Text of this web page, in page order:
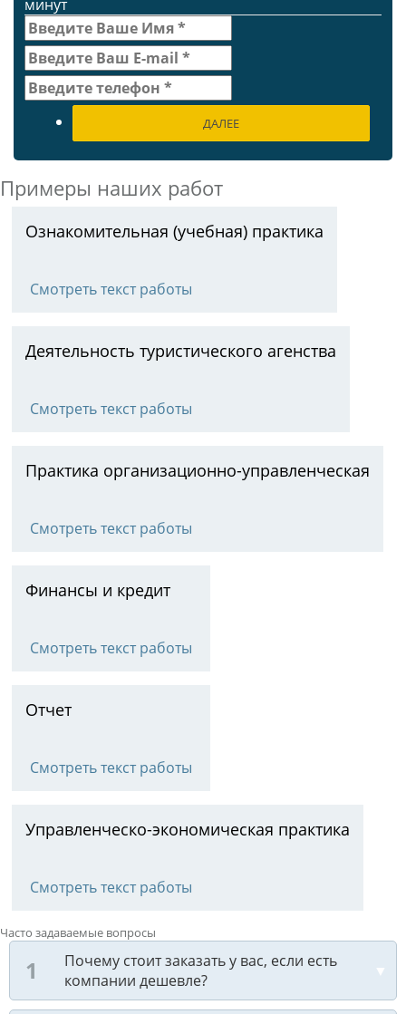
минут
ДАЛЕЕ
Примеры наших работ
Ознакомительная (учебная) практика
Смотреть текст работы
Деятельность туристического агенства
Смотреть текст работы
Практика организационно-управленческая
Смотреть текст работы
Финансы и кредит
Смотреть текст работы
Отчет
Смотреть текст работы
Управленческо-экономическая практика
Смотреть текст работы
Часто задаваемые вопросы
Почему стоит заказать у вас, если есть
компании дешевле?